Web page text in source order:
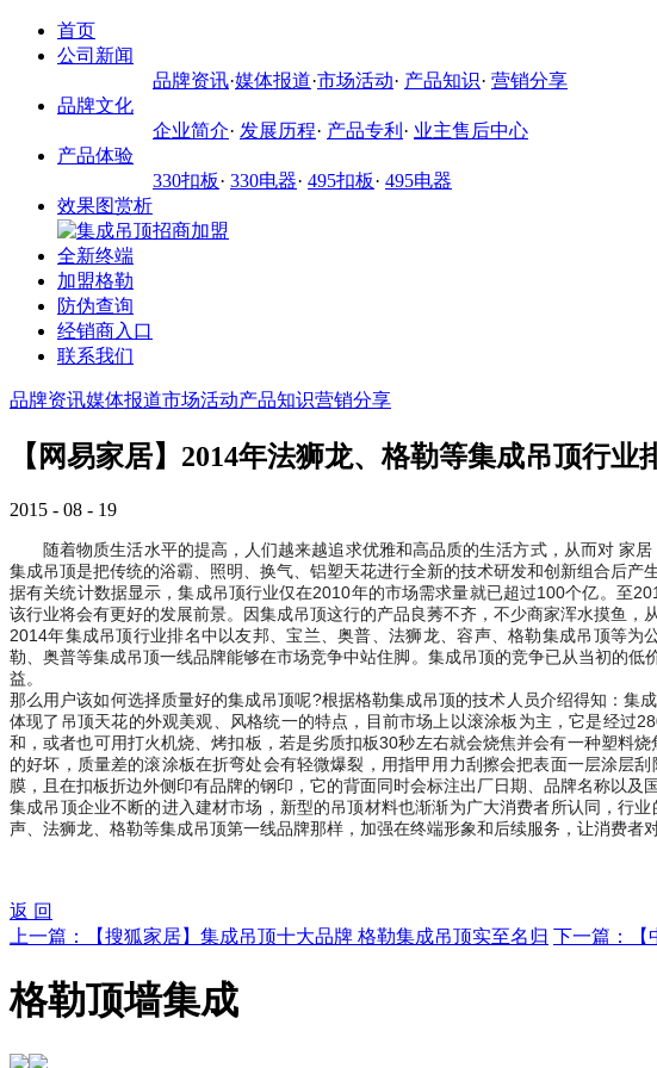
首页
公司新闻
品牌资讯·媒体报道·市场活动· 产品知识· 营销分享
品牌文化
企业简介· 发展历程· 产品专利 · 业主售后中心
产品体验
330扣板· 330电器· 495扣板· 495电器
效果图赏析
全新终端
加盟格勒
防伪查询
经销商入口
联系我们
品牌资讯媒体报道市场活动产品知识营销分享
【网易家居】2014年法狮龙、格勒等集成吊顶行业
2015 - 08 - 19
随着物质生活水平的提高，人们越来越追求优雅和高品质的生活方式，从而对 家
集成吊顶是把传统的浴霸、照明、换气、铝塑天花进行全新的技术研发和创新组合后产
据有关统计数据显示，集成吊顶行业仅在2010年的市场需求量就已超过100个亿。至
该行业将会有更好的发展前景。因集成吊顶这行的产品良莠不齐，不少商家浑水摸鱼，
2014年集成吊顶行业排名中以友邦、宝兰、奥普、法狮龙、容声、格勒集成吊顶等
勒、奥普等集成吊顶一线品牌能够在市场竞争中站住脚。集成吊顶的竞争已从当初的
益。
那么用户该如何选择质量好的集成吊顶呢?根据格勒集成吊顶的技术人员介绍得知：
体现了吊顶天花的外观美观、风格统一的特点，目前市场上以滚涂板为主，它是经过
和，或者也可用打火机烧、烤扣板，若是劣质扣板30秒左右就会烧焦并会有一种塑料
的好坏，质量差的滚涂板在折弯处会有轻微爆裂，用指甲用力刮擦会把表面一层涂层
膜，且在扣板折边外侧印有品牌的钢印，它的背面同时会标注出厂日期、品牌名称以
集成吊顶企业不断的进入建材市场，新型的吊顶材料也渐渐为广大消费者所认同，行
声、法狮龙、格勒等集成吊顶第一线品牌那样，加强在终端形象和后续服务，让消费者
返 回
上一篇：
【搜狐家居】集成吊顶十大品牌 格勒集成吊顶实至名归 下一篇：
格勒顶墙集成